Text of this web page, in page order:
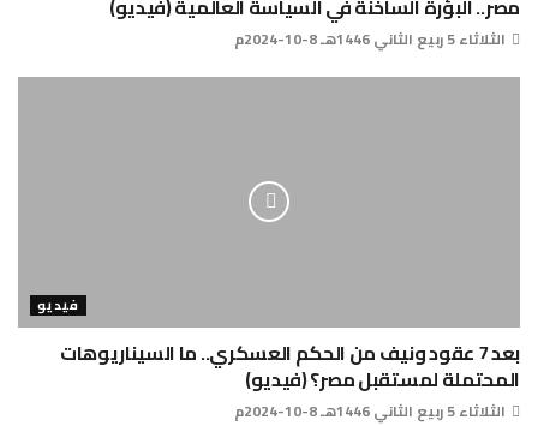
الثلاثاء 5 ربيع الثاني 1446هـ 8-10-2024م
فيديو
بعد 7 عقود ونيف من الحكم العسكري.. ما السيناريوهات
المحتملة لمستقبل مصر؟ (فيديو)
الثلاثاء 5 ربيع الثاني 1446هـ 8-10-2024م